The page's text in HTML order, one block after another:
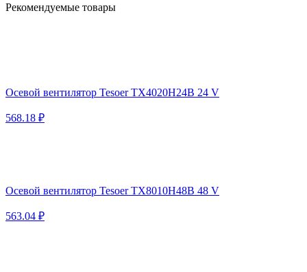
Рекомендуемые товары
Осевой вентилятор Tesoer TX4020H24B 24 V
568.18 ₽
Осевой вентилятор Tesoer TX8010H48B 48 V
563.04 ₽